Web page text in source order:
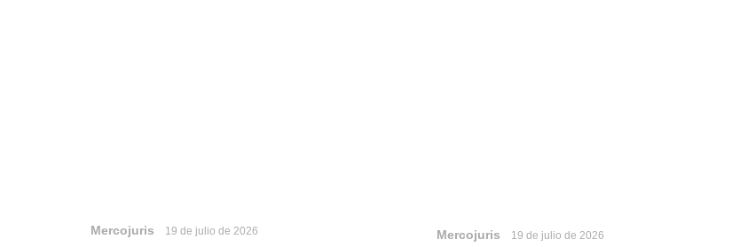
Mercojuris 19 de julio de 2026 Mercojuris 19 de julio de 2026